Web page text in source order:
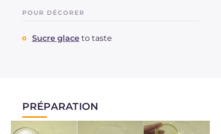
POUR DÉCORER
Sucre glace to taste
PRÉPARATION